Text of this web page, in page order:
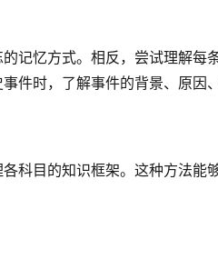
记忆方式。相反，尝试理解
件时，了解事件的背景、原因
科目的知识框架。这种方法